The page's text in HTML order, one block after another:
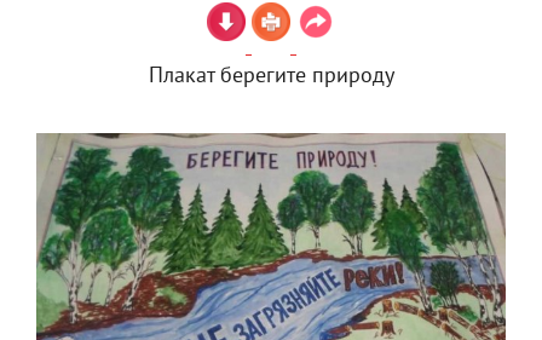
Плакат берегите природу